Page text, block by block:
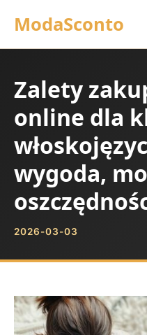
ModaSconto
Zalety
online dla
wygoda,
2026-03-03